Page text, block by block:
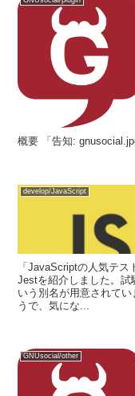
概要 「告知:
develop/JavaScript
「JavaScriptの人気テ
Jestを紹介しました。試
いう別名が用意されて
うで、気にな...
GNUsocial/other